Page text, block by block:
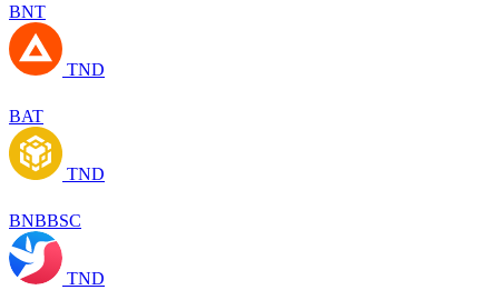
BNT
TND
BAT
TND
BNBBSC
TND